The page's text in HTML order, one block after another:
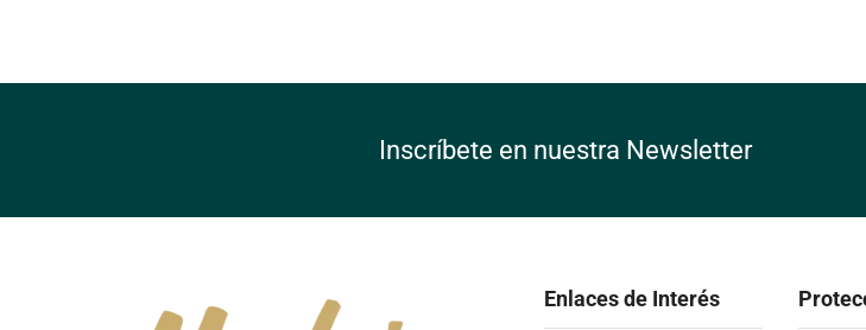
Inscríbete en nuestra Newsletter
Enlaces de Interés